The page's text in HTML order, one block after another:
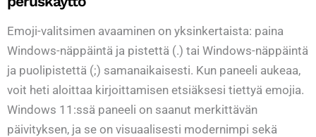
Emoji-valitsimen avaaminen on yksinkertaista: paina
Windows-näppäintä ja pistettä (.) tai Windows-näppäintä
ja puolipistettä (;) samanaikaisesti. Kun paneeli aukeaa,
voit heti aloittaa kirjoittamisen etsiäksesi tiettyä emojia.
Windows 11:ssä paneeli on saanut merkittävän
päivityksen, ja se on visuaalisesti modernimpi sekä